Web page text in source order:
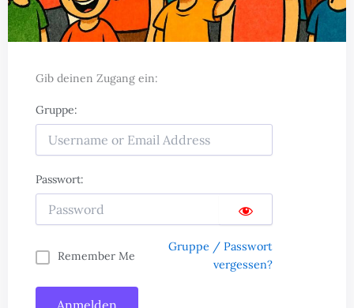
Gib deinen Zugang ein:
Gruppe:
Passwort:
Remember Me
Gruppe / Passwort
vergessen?
Anmelden